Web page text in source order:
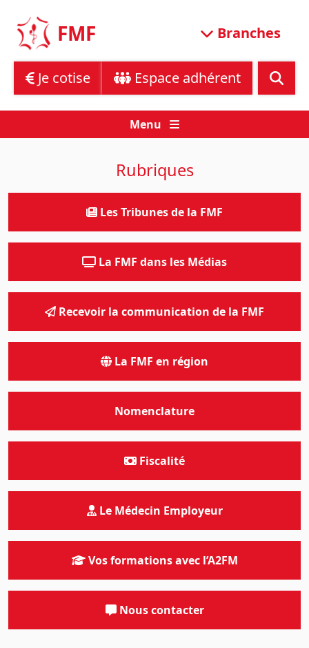
content
FMF Branches
Je cotise Espace adhérent
Menu
Rubriques
Les Tribunes de la FMF
La FMF dans les Médias
Recevoir la communication de la FMF
La FMF en région
Nomenclature
Fiscalité
Le Médecin Employeur
Vos formations avec l’A2FM
Nous contacter